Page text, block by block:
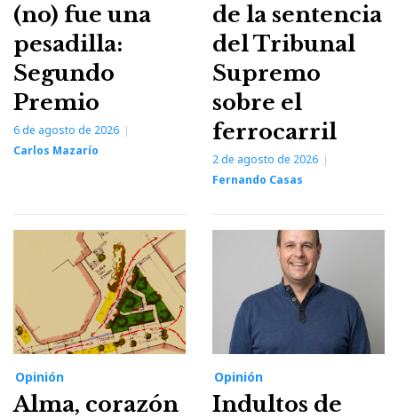
(no) fue una
pesadilla:
Segundo
Premio
6 de agosto de 2026
Carlos Mazarío
de la sentencia
del Tribunal
Supremo
sobre el
ferrocarril
2 de agosto de 2026
Fernando Casas
Opinión
Alma, corazón
Opinión
Indultos de